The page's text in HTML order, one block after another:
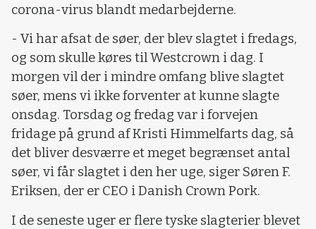
corona-virus blandt medarbejderne.
- Vi har afsat de søer, der blev slagtet i fredags,
og som skulle køres til Westcrown i dag. I
morgen vil der i mindre omfang blive slagtet
søer, mens vi ikke forventer at kunne slagte
onsdag. Torsdag og fredag var i forvejen
fridage på grund af Kristi Himmelfarts dag, så
det bliver desværre et meget begrænset antal
søer, vi får slagtet i den her uge, siger Søren F.
Eriksen, der er CEO i Danish Crown Pork.
I de seneste uger er flere tyske slagterier blevet